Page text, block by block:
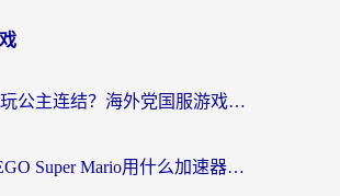
印度怎么玩公主连结？海外党国服游戏加速终极指南（附仙境传说RO重生细胞优化技巧）
国外玩LEGO Super Mario用什么加速器？2026海外玩家亲测有效指南